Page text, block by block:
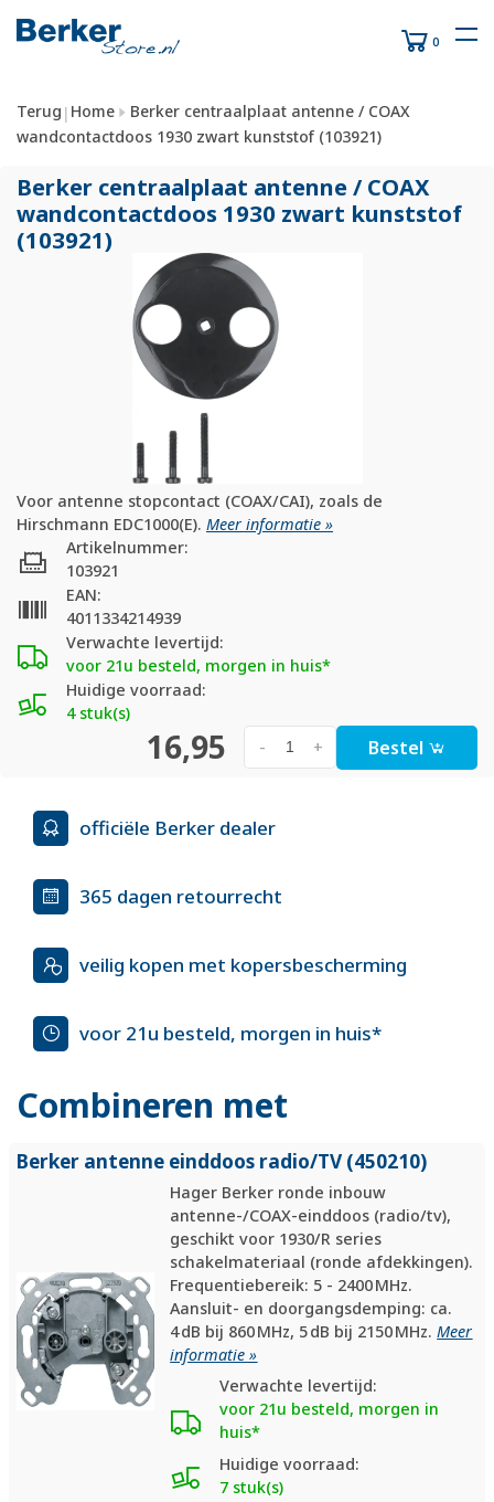
0
Terug | Home
Berker centraalplaat antenne / COAX
wandcontactdoos 1930 zwart kunststof (103921)
Berker centraalplaat antenne / COAX
wandcontactdoos 1930 zwart kunststof
(103921)
Voor antenne stopcontact (COAX/CAI), zoals de
Hirschmann EDC1000(E). Meer informatie »
Verwachte levertijd:
voor 21u besteld, morgen in huis*
Huidige voorraad:
4 stuk(s)
Artikelnummer:
103921
EAN:
4011334214939
16,95 +
- Bestel
officiële Berker dealer
365 dagen retourrecht
veilig kopen met kopersbescherming
voor 21u besteld, morgen in huis*
Combineren met
Berker antenne einddoos radio/TV (450210)
Hager Berker ronde inbouw
antenne-/COAX-einddoos (radio/tv),
geschikt voor 1930/R series
schakelmateriaal (ronde afdekkingen).
Frequentiebereik: 5 - 2400 MHz.
Aansluit- en doorgangsdemping: ca.
4 dB bij 860 MHz, 5 dB bij 2150 MHz.Meer
informatie »
Verwachte levertijd:
voor 21u besteld, morgen in
huis*
Huidige voorraad:
7 stuk(s)